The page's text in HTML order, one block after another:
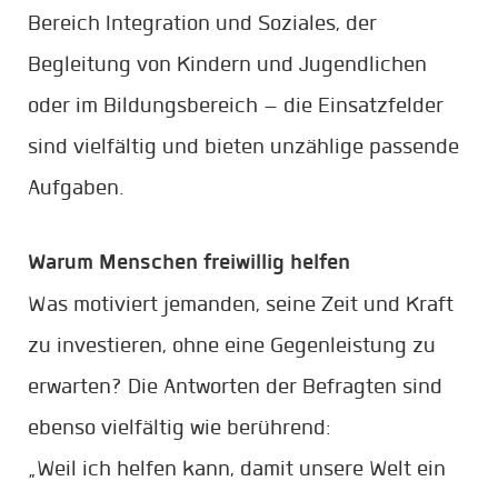
Bereich Integration und Soziales, der
Begleitung von Kindern und Jugendlichen
oder im Bildungsbereich – die Einsatzfelder
sind vielfältig und bieten unzählige passende
Aufgaben.
Warum Menschen freiwillig helfen
Was motiviert jemanden, seine Zeit und Kraft
zu investieren, ohne eine Gegenleistung zu
erwarten? Die Antworten der Befragten sind
ebenso vielfältig wie berührend:
„Weil ich helfen kann, damit unsere Welt ein